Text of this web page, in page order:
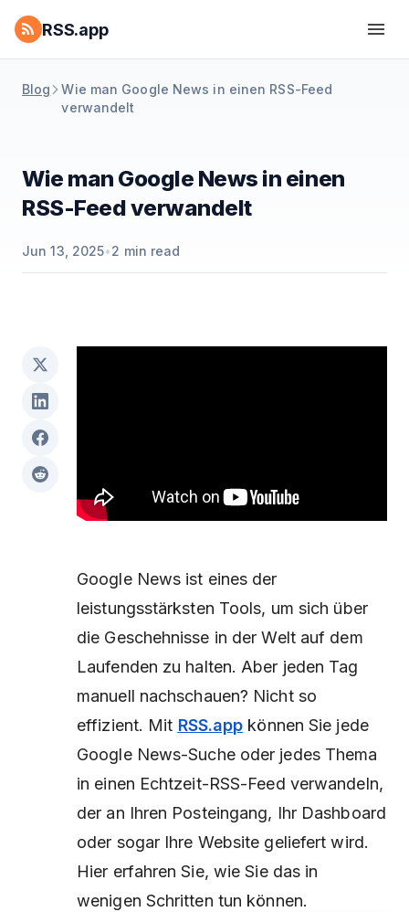
RSS.app
Blog
Wie man Google News in einen RSS-Feed
verwandelt
Wie man Google News in einen
RSS-Feed verwandelt
Jun 13, 2025•2 min read
Google News ist eines der
leistungsstärksten Tools, um sich über
die Geschehnisse in der Welt auf dem
Laufenden zu halten. Aber jeden Tag
manuell nachschauen? Nicht so
effizient. Mit RSS.app können Sie jede
Google News-Suche oder jedes Thema
in einen Echtzeit-RSS-Feed verwandeln,
der an Ihren Posteingang, Ihr Dashboard
oder sogar Ihre Website geliefert wird.
Hier erfahren Sie, wie Sie das in
wenigen Schritten tun können.